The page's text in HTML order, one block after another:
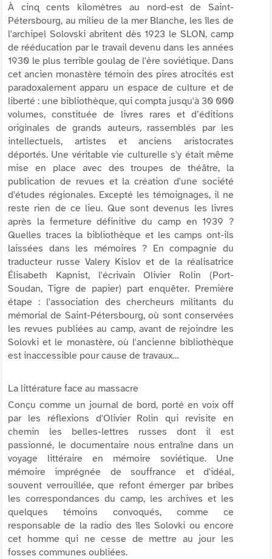
À cinq cents kilomètres au nord-est de Saint-
Pétersbourg, au milieu de la mer Blanche, les îles de
l'archipel Solovski abritent dès 1923 le SLON, camp
de rééducation par le travail devenu dans les années
1930 le plus terrible goulag de l'ère soviétique. Dans
cet ancien monastère témoin des pires atrocités est
paradoxalement apparu un espace de culture et de
liberté : une bibliothèque, qui compta jusqu'à 30 000
volumes, constituée de livres rares et d’éditions
originales de grands auteurs, rassemblés par les
intellectuels, artistes et anciens aristocrates
déportés. Une véritable vie culturelle s'y était même
mise en place avec des troupes de théâtre, la
publication de revues et la création d'une société
d'études régionales. Excepté les témoignages, il ne
reste rien de ce lieu. Que sont devenus les livres
après la fermeture définitive du camp en 1939 ?
Quelles traces la bibliothèque et les camps ont-ils
laissées dans les mémoires ? En compagnie du
traducteur russe Valery Kislov et de la réalisatrice
Élisabeth Kapnist, l'écrivain Olivier Rolin (Port-
Soudan, Tigre de papier) part enquêter. Première
étape : l'association des chercheurs militants du
mémorial de Saint-Pétersbourg, où sont conservées
les revues publiées au camp, avant de rejoindre les
Solovki et le monastère, où l'ancienne bibliothèque
est inaccessible pour cause de travaux…
La littérature face au massacre
Conçu comme un journal de bord, porté en voix off
par les réflexions d'Olivier Rolin qui revisite en
chemin les belles-lettres russes dont il est
passionné, le documentaire nous entraîne dans un
voyage littéraire en mémoire soviétique. Une
mémoire imprégnée de souffrance et d'idéal,
souvent verrouillée, que refont émerger par bribes
les correspondances du camp, les archives et les
quelques témoins convoqués, comme ce
responsable de la radio des îles Solovki ou encore
cet homme qui ne cesse de mettre au jour les
fosses communes oubliées.